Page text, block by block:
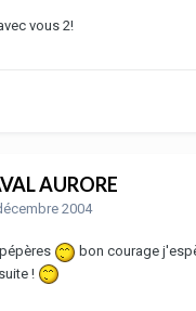
vous 2!
AURORE
2004
bon courage
!